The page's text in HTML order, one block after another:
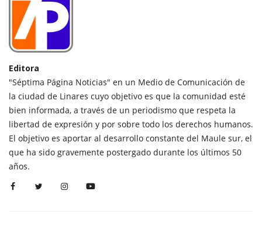
Editora
"Séptima Página Noticias" en un Medio de Comunicación de
la ciudad de Linares cuyo objetivo es que la comunidad esté
bien informada, a través de un periodismo que respeta la
libertad de expresión y por sobre todo los derechos humanos.
El objetivo es aportar al desarrollo constante del Maule sur, el
que ha sido gravemente postergado durante los últimos 50
años.